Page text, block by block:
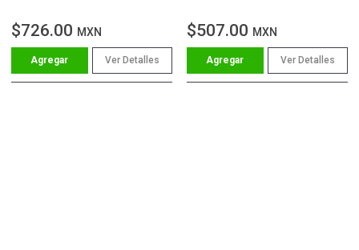
$726.00 MXN
Ver Detalles
$507.00 MXN
Ver Detalles